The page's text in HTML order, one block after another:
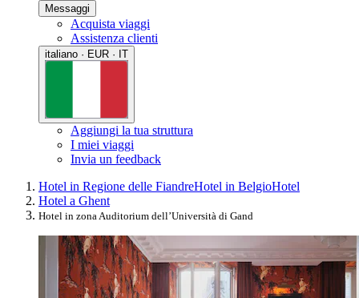
Messaggi
Acquista viaggi
Assistenza clienti
italiano · EUR · IT
Aggiungi la tua struttura
I miei viaggi
Invia un feedback
Hotel in Regione delle FiandreHotel in BelgioHotel
Hotel a Ghent
Hotel in zona Auditorium dell’Università di Gand